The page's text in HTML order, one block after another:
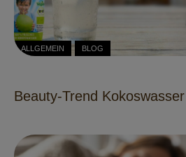
ALLGEMEIN BLOG
Beauty-Trend Kokoswasser